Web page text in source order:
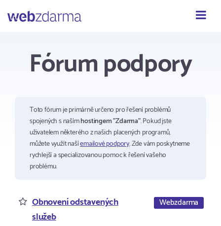
Fórum podpory
Toto fórum je primárně určeno pro řešení problémů
spojených s našímhostingem "Zdarma". Pokud jste
uživatelem některého z našich placených programů,
můžete využít našíemailové podpory. Zde vám poskytneme
rychlejší a specializovanou pomoc k řešení vašeho
problému.
Obnovení odstavených
služeb
Webzdarma